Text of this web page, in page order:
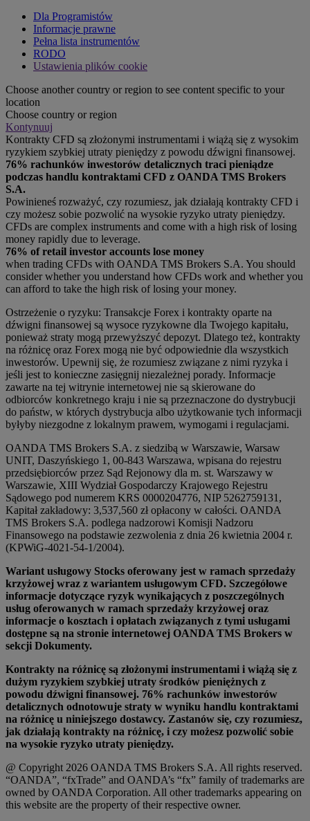
Dla Programistów
Informacje prawne
Pełna lista instrumentów
RODO
Ustawienia plików cookie
Choose another country or region to see content specific to your
location
Choose country or region
Kontynuuj
Kontrakty CFD są złożonymi instrumentami i wiążą się z wysokim
ryzykiem szybkiej utraty pieniędzy z powodu dźwigni finansowej.
76% rachunków inwestorów detalicznych traci pieniądze
podczas handlu kontraktami CFD z OANDA TMS Brokers
S.A.
Powinieneś rozważyć, czy rozumiesz, jak działają kontrakty CFD i
czy możesz sobie pozwolić na wysokie ryzyko utraty pieniędzy.
CFDs are complex instruments and come with a high risk of losing
money rapidly due to leverage.
76% of retail investor accounts lose money
when trading CFDs with OANDA TMS Brokers S.A. You should
consider whether you understand how CFDs work and whether you
can afford to take the high risk of losing your money.
Ostrzeżenie o ryzyku: Transakcje Forex i kontrakty oparte na
dźwigni finansowej są wysoce ryzykowne dla Twojego kapitału,
ponieważ straty mogą przewyższyć depozyt. Dlatego też, kontrakty
na różnicę oraz Forex mogą nie być odpowiednie dla wszystkich
inwestorów. Upewnij się, że rozumiesz związane z nimi ryzyka i
jeśli jest to konieczne zasięgnij niezależnej porady. Informacje
zawarte na tej witrynie internetowej nie są skierowane do
odbiorców konkretnego kraju i nie są przeznaczone do dystrybucji
do państw, w których dystrybucja albo użytkowanie tych informacji
byłyby niezgodne z lokalnym prawem, wymogami i regulacjami.
OANDA TMS Brokers S.A. z siedzibą w Warszawie, Warsaw
UNIT, Daszyńskiego 1, 00-843 Warszawa, wpisana do rejestru
przedsiębiorców przez Sąd Rejonowy dla m. st. Warszawy w
Warszawie, XIII Wydział Gospodarczy Krajowego Rejestru
Sądowego pod numerem KRS 0000204776, NIP 5262759131,
Kapitał zakładowy: 3,537,560 zł opłacony w całości. OANDA
TMS Brokers S.A. podlega nadzorowi Komisji Nadzoru
Finansowego na podstawie zezwolenia z dnia 26 kwietnia 2004 r.
(KPWiG-4021-54-1/2004).
Wariant usługowy Stocks oferowany jest w ramach sprzedaży
krzyżowej wraz z wariantem usługowym CFD. Szczegółowe
informacje dotyczące ryzyk wynikających z poszczególnych
usług oferowanych w ramach sprzedaży krzyżowej oraz
informacje o kosztach i opłatach związanych z tymi usługami
dostępne są na stronie internetowej OANDA TMS Brokers w
sekcji Dokumenty.
Kontrakty na różnicę są złożonymi instrumentami i wiążą się z
dużym ryzykiem szybkiej utraty środków pieniężnych z
powodu dźwigni finansowej. 76% rachunków inwestorów
detalicznych odnotowuje straty w wyniku handlu kontraktami
na różnicę u niniejszego dostawcy. Zastanów się, czy rozumiesz,
jak działają kontrakty na różnicę, i czy możesz pozwolić sobie
na wysokie ryzyko utraty pieniędzy.
@ Copyright 2026 OANDA TMS Brokers S.A. All rights reserved.
“OANDA”, “fxTrade” and OANDA’s “fx” family of trademarks are
owned by OANDA Corporation. All other trademarks appearing on
this website are the property of their respective owner.